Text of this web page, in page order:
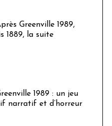
Greenville 1989,
1889, la suite
1989 : un jeu
narratif et d’horreur